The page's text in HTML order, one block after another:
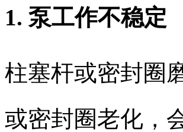
1. 泵工作不稳定
柱塞杆或密封圈
或密封圈老化，